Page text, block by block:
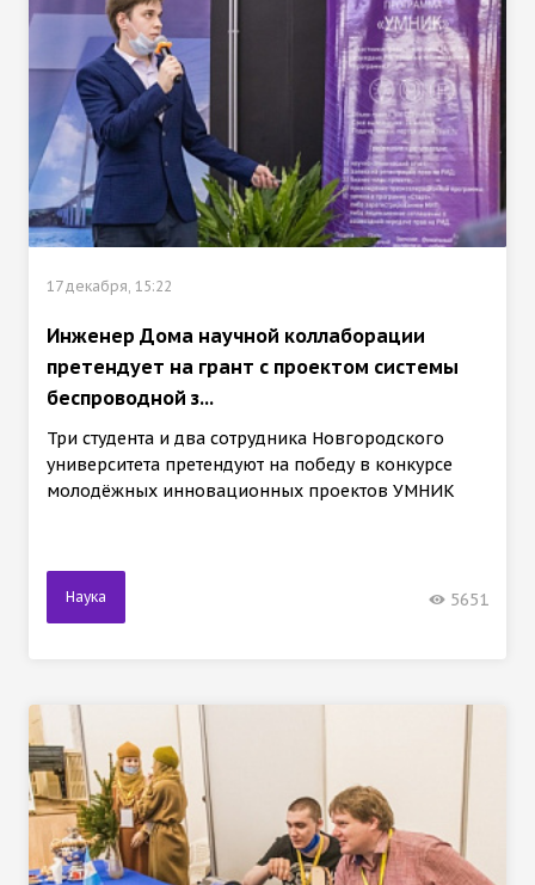
17 декабря, 15:22
Инженер Дома научной коллаборации
претендует на грант с проектом системы
беспроводной з...
Три студента и два сотрудника Новгородского
университета претендуют на победу в конкурсе
молодёжных инновационных проектов УМНИК
Наука 5651